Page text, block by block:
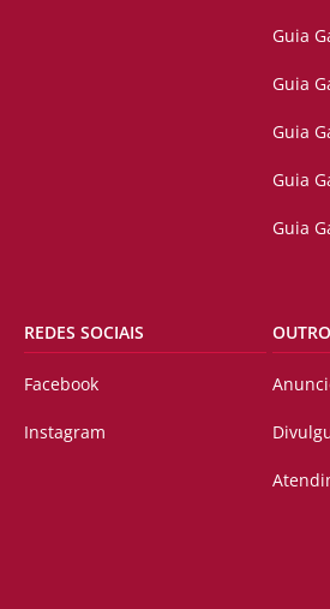
Guia
Guia
Guia
Guia
Guia
REDES SOCIAIS
Facebook
Instagram